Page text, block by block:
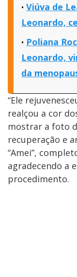
Viúva de
Leonardo,
Poliana
Leonardo,
da
“Ele
realçou a cor
mostrar a foto
recuperação e
“Amei”,
agradecendo a
procedimento.